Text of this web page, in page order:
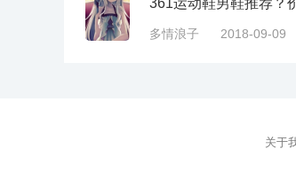
361运动鞋男鞋推荐？
多情浪子 2018-09-09
关于